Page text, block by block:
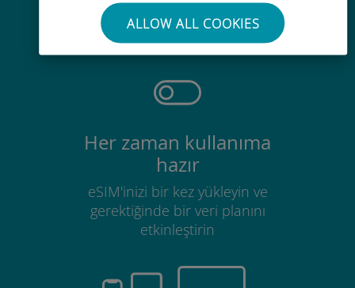
ALLOW ALL COOKIES
Mevcut SIM kartınızı çıkarmanıza
gerek yok
Her zaman kullanıma
hazır
eSIM'inizi bir kez yükleyin ve
gerektiğinde bir veri planını
etkinleştirin